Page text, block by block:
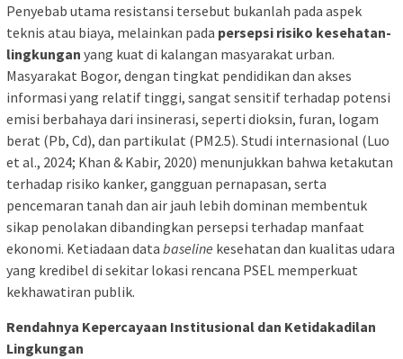
Penyebab utama resistansi tersebut bukanlah pada aspek
teknis atau biaya, melainkan pada persepsi risiko kesehatan-
lingkungan yang kuat di kalangan masyarakat urban.
Masyarakat Bogor, dengan tingkat pendidikan dan akses
informasi yang relatif tinggi, sangat sensitif terhadap potensi
emisi berbahaya dari insinerasi, seperti dioksin, furan, logam
berat (Pb, Cd), dan partikulat (PM2.5). Studi internasional (Luo
et al., 2024; Khan & Kabir, 2020) menunjukkan bahwa ketakutan
terhadap risiko kanker, gangguan pernapasan, serta
pencemaran tanah dan air jauh lebih dominan membentuk
sikap penolakan dibandingkan persepsi terhadap manfaat
ekonomi. Ketiadaan data baseline kesehatan dan kualitas udara
yang kredibel di sekitar lokasi rencana PSEL memperkuat
kekhawatiran publik.
Rendahnya Kepercayaan Institusional dan Ketidakadilan
Lingkungan